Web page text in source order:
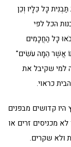
כָּל כֵּלָיו וְכֵן
הכל לפי
כָּל הַחֲכָמִים
אֲשֶׁר הֵמָּה עֹשִׂים"
למי שקיבל את
כראוי.
קדושים מבפנים
מכניסים זרים או
ולא שקרים.